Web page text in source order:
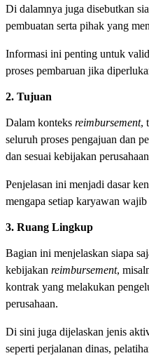
Di dalamnya juga disebutkan
pembuatan serta pihak yang
Informasi ini penting untuk
proses pembaruan jika
2. Tujuan
Dalam konteks reimbursement,
seluruh proses pengajuan dan
dan sesuai kebijakan
Penjelasan ini menjadi dasar
mengapa setiap karyawan
3. Ruang Lingkup
Bagian ini menjelaskan siapa
kebijakan reimbursement,
kontrak yang melakukan
perusahaan.
Di sini juga dijelaskan jenis
seperti perjalanan dinas,